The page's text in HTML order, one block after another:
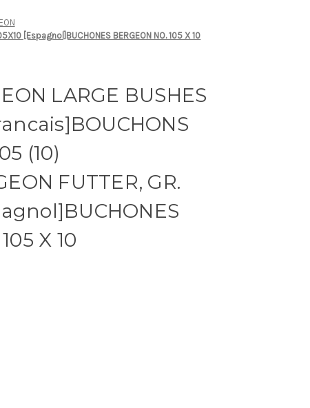
[Espagnol]BUCHONES BERGEON NO. 105 X 10
LARGE BUSHES
(10)
FUTTER, GR.
X 10